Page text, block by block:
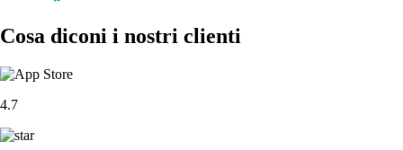
Cosa diconi i nostri clienti
4.7